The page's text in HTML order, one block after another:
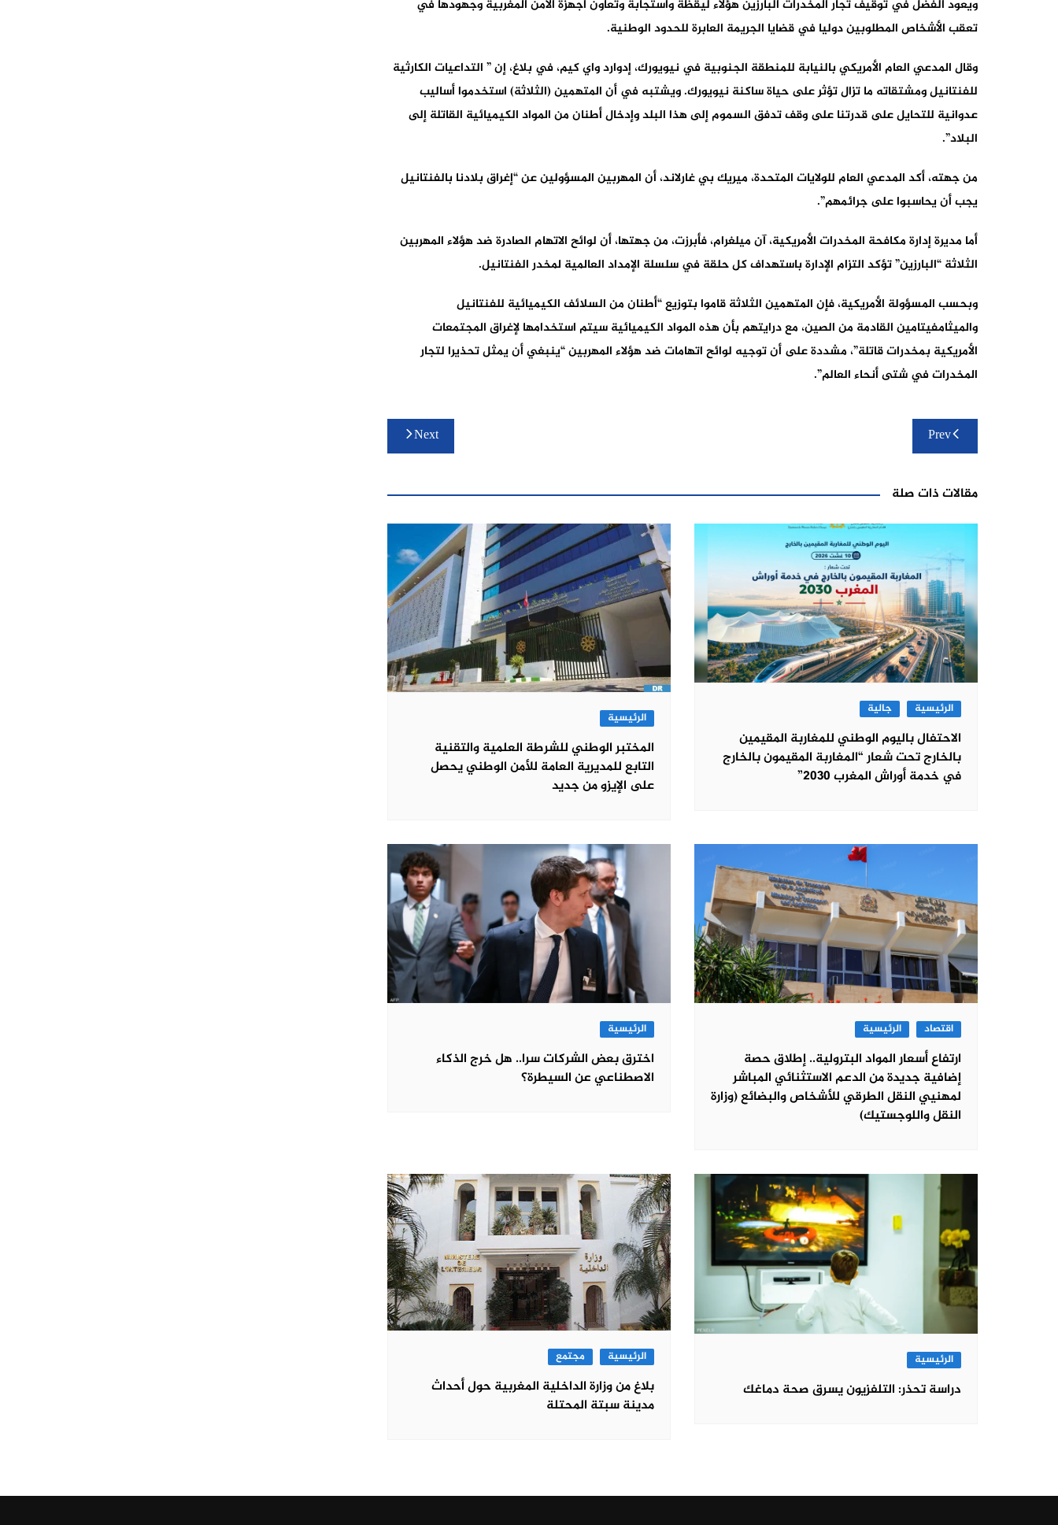
ويعود الفضل في توقيف تجار المخدرات البارزين هؤلاء ليقظة واستجابة وتعاون أجهزة الأمن المغربية وجهودها في
تعقب الأشخاص المطلوبين دوليا في قضايا الجريمة العابرة للحدود الوطنية.
وقال المدعي العام الأمريكي بالنيابة للمنطقة الجنوبية في نيويورك، إدوارد واي كيم، في بلاغ، إن ” التداعيات الكارثية
للفنتانيل ومشتقاته ما تزال تؤثر على حياة ساكنة نيويورك. ويشتبه في أن المتهمين (الثلاثة) استخدموا أساليب
عدوانية للتحايل على قدرتنا على وقف تدفق السموم إلى هذا البلد وإدخال أطنان من المواد الكيميائية القاتلة إلى
البلاد”.
من جهته، أكد المدعي العام للولايات المتحدة، ميريك بي غارلاند، أن المهربين المسؤولين عن “إغراق بلادنا بالفنتانيل
يجب أن يحاسبوا على جرائمهم”.
أما مديرة إدارة مكافحة المخدرات الأمريكية، آن ميلغرام، فأبرزت، من جهتها، أن لوائح الاتهام الصادرة ضد هؤلاء المهربين
الثلاثة “البارزين” تؤكد التزام الإدارة باستهداف كل حلقة في سلسلة الإمداد العالمية لمخدر الفنتانيل.
وبحسب المسؤولة الأمريكية، فإن المتهمين الثلاثة قاموا بتوزيع “أطنان من السلائف الكيميائية للفنتانيل
والميثامفيتامين القادمة من الصين، مع درايتهم بأن هذه المواد الكيميائية سيتم استخدامها لإغراق المجتمعات
الأمريكية بمخدرات قاتلة”، مشددة على أن توجيه لوائح اتهامات ضد هؤلاء المهربين “ينبغي أن يمثل تحذيرا لتجار
المخدرات في شتى أنحاء العالم”.
تصفّح
المقالات
Prev
Next
مقالات ذات صلة
الرئيسية جالية
الاحتفال باليوم الوطني للمغاربة المقيمين
بالخارج تحت شعار “المغاربة المقيمون بالخارج
في خدمة أوراش المغرب 2030”
الرئيسية
المختبر الوطني للشرطة العلمية والتقنية
التابع للمديرية العامة للأمن الوطني يحصل
على الإيزو من جديد
اقتصاد الرئيسية
ارتفاع أسعار المواد البترولية.. إطلاق حصة
إضافية جديدة من الدعم الاستثنائي المباشر
لمهنيي النقل الطرقي للأشخاص والبضائع (وزارة
النقل واللوجستيك)
الرئيسية
اخترق بعض الشركات سرا.. هل خرج الذكاء
الاصطناعي عن السيطرة؟
الرئيسية
دراسة تحذر: التلفزيون يسرق صحة دماغك
الرئيسية مجتمع
بلاغ من وزارة الداخلية المغربية حول أحداث
مدينة سبتة المحتلة